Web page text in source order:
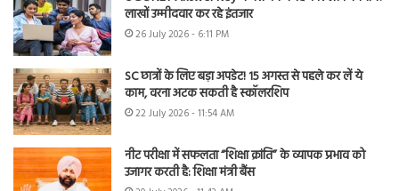
लाखों उम्मीदवार कर रहे इंतजार
26 July 2026 - 6:11 PM
SC छात्रों के लिए बड़ा अपडेट! 15 अगस्त से पहले कर लें ये
काम, वरना अटक सकती है स्कॉलरशिप
22 July 2026 - 11:54 AM
नीट परीक्षा में सफलता “शिक्षा क्रांति” के व्यापक प्रभाव को
उजागर करती है: शिक्षा मंत्री बैंस